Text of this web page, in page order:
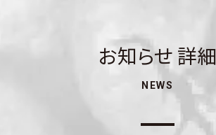
お知らせ 詳細
NEWS